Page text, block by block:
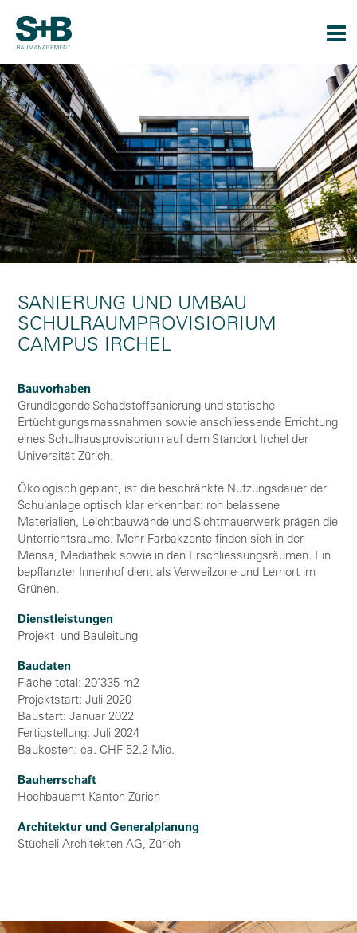
SANIERUNG UND UMBAU
SCHULRAUMPROVISIORIUM
CAMPUS IRCHEL
Bauvorhaben
Grundlegende Schadstoffsanierung und statische
Ertüchtigungsmassnahmen sowie anschliessende Errichtung
eines Schulhausprovisorium auf dem Standort Irchel der
Universität Zürich.
Ökologisch geplant, ist die beschränkte Nutzungsdauer der
Schulanlage optisch klar erkennbar: roh belassene
Materialien, Leichtbauwände und Sichtmauerwerk prägen die
Unterrichtsräume. Mehr Farbakzente finden sich in der
Mensa, Mediathek sowie in den Erschliessungsräumen. Ein
bepflanzter Innenhof dient als Verweilzone und Lernort im
Grünen.
Dienstleistungen
Projekt- und Bauleitung
Baudaten
Fläche total: 20’335 m2
Projektstart: Juli 2020
Baustart: Januar 2022
Fertigstellung: Juli 2024
Baukosten: ca. CHF 52.2 Mio.
Bauherrschaft
Hochbauamt Kanton Zürich
Architektur und Generalplanung
Stücheli Architekten AG, Zürich